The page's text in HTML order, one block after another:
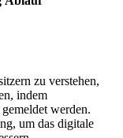
zu verstehen,
indem
werden.
um das digitale